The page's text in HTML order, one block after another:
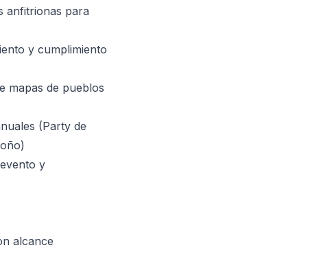
anfitrionas para
y cumplimiento
mapas de pueblos
(Party de
y
alcance